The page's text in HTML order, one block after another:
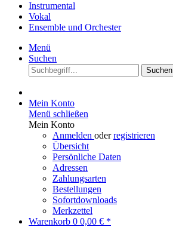
Instrumental
Vokal
Ensemble und Orchester
Menü
Suchen
Suchen
Mein Konto
Menü schließen
Mein Konto
Anmelden oderregistrieren
Übersicht
Persönliche Daten
Adressen
Zahlungsarten
Bestellungen
Sofortdownloads
Merkzettel
Warenkorb 0 0,00 € *